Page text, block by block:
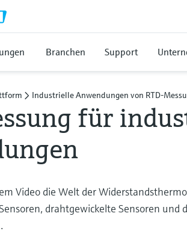
Branchen Support
Industrielle Anwendungen von RTD-
für
Video die Welt der
drahtgewickelte Sensoren und